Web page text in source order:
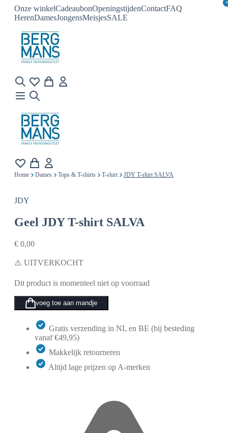
Onze winkelCadeaubonOpeningstijdenContactFAQ
HerenDamesJongensMeisjesSALE
×
×
Home Dames Tops & T-shirts T-shirt JDY T-shirt SALVA
JDY
Geel JDY T-shirt SALVA
€ 0,00
⚠️ UITVERKOCHT
Dit product is momenteel niet op voorraad
voeg toe aan mandje
Gratis verzending in NL en BE (bij besteding
vanaf €49,95)
Makkelijk retourneren
Altijd lage prijzen op A-merken